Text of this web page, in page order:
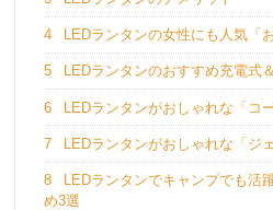
4 LEDランタンの女性にも人気「
5 LEDランタンのおすすめ充電式
6 LEDランタンがおしゃれな「コ
7 LEDランタンがおしゃれな「ジ
8
LEDランタンでキャンプでも活
め3選